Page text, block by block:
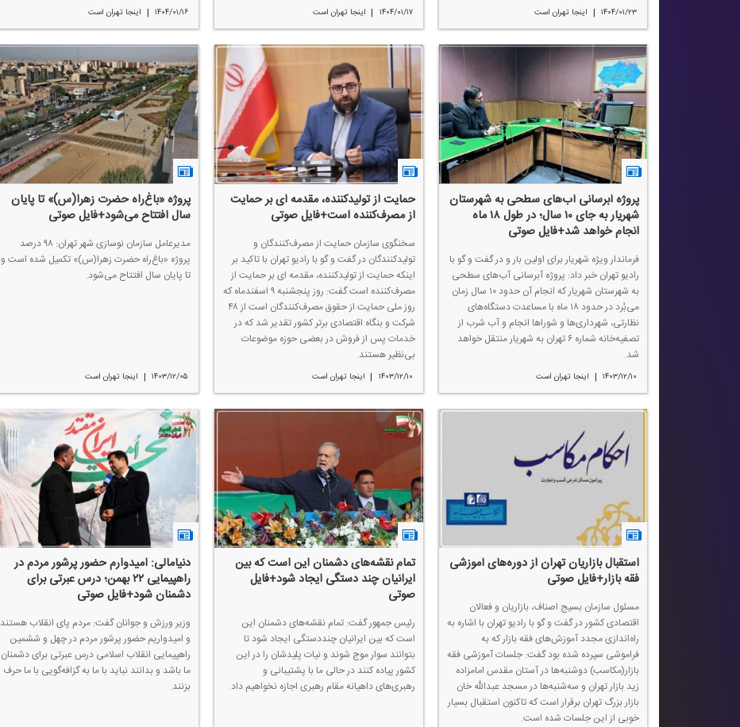
۱۴۰۴/۰۱/۲۳ | اینجا تهران است ۱۴۰۴/۰۱/۱۷ | اینجا تهران است ۱۴۰۴/۰۱/۱۶ | اینجا تهران است
پروژه آبرسانی آب‌های سطحی به شهرستان
شهریار به جای ۱۰ سال؛ در طول ۱۸ ماه
انجام خواهد شد+فایل صوتی
فرماندار ویژه شهریار برای اولین بار و در گفت و گو با
رادیو تهران خبر داد: پروژه آبرسانی آب‌های سطحی
به شهرستان شهریار كه انجام آن حدود ۱۰ سال زمان
می‌بُرد در حدود ۱۸ ماه با مساعدت دستگاه‌های
نظارتی، شهرداری‌ها و شوراها انجام و آب شرب از
تصفیه‌خانه شماره ۶ تهران به شهریار منتقل خواهد
شد.
۱۴۰۳/۱۲/۱۰ | اینجا تهران است
حمایت از تولیدكننده، مقدمه ای بر حمایت
از مصرف‌كننده است+فایل صوتی
سخنگوی سازمان حمایت از مصرف‌كنندگان و
تولیدكنندگان در گفت و گو با رادیو تهران با تاكید بر
اینكه حمایت از تولیدكننده، مقدمه ای بر حمایت از
مصرف‌كننده است گفت: روز پنجشنبه ۹ اسفندماه كه
روز ملی حمایت از حقوق مصرف‌كنندگان است از ۴۸
شركت و بنگاه اقتصادی برتر كشور تقدیر شد كه در
خدمات پس از فروش در بعضی حوزه موضوعات
بی‌نظیر هستند.
۱۴۰۳/۱۲/۱۰ | اینجا تهران است
پروژه «باغ‌راه حضرت زهرا(س)» تا پایان
سال افتتاح می‌شود+فایل صوتی
مدیرعامل سازمان نوسازی شهر تهران: ۹۸ درصد
پروژه «باغ‌راه حضرت زهرا(س)» تكمیل شده است و
تا پایان سال افتتاح می‌شود.
۱۴۰۳/۱۲/۰۵ | اینجا تهران است
استقبال بازاریان تهران از دوره‌های آموزشی
فقه بازار+فایل صوتی
مسئول سازمان بسیج اصناف، بازاریان و فعالان
اقتصادی كشور در گفت و گو با رادیو تهران با اشاره به
راه‌اندازی مجدد آموزش‌های فقه بازار كه به
فراموشی سپرده شده بود گفت: جلسات آموزشی فقه
بازار(مكاسب) دوشنبه‌ها در آستان مقدس امامزاده
زید بازار تهران و سه‌شنبه‌ها در مسجد عبدالله خان
بازار بزرگ تهران برقرار است كه تاكنون استقبال بسیار
خوبی از این جلسات شده است.
تمام نقشه‌های دشمنان این است كه بین
ایرانیان چند دستگی ایجاد شود+فایل
صوتی
رئیس جمهور گفت: تمام نقشه‌های دشمنان این
است كه بین ایرانیان چنددستگی ایجاد شود تا
بتوانند سوار موج شوند و نیات پلیدشان را در این
كشور پیاده كنند در حالی ما با پشتیبانی و
رهبری‌های داهیانه مقام رهبری اجازه نخواهیم داد.
دنیامالی: امیدوارم حضور پرشور مردم در
راهپیمایی ۲۲ بهمن؛ درس عبرتی برای
دشمنان شود+فایل صوتی
وزیر ورزش و جوانان گفت: مردم پای انقلاب هستند
و امیدواریم حضور پرشور مردم در چهل و ششمین
راهپیمایی انقلاب اسلامی درس عبرتی برای دشمنان
ما باشد و بدانند نباید با ما به گزافه‌گویی با ما حرف
بزنند.